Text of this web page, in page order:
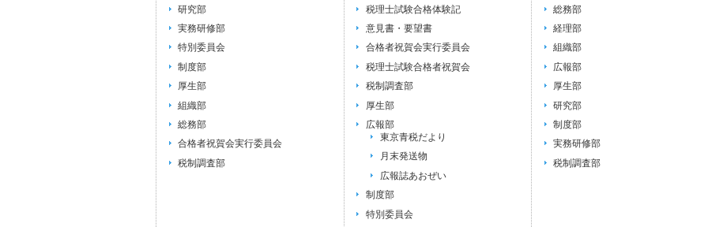
研究部
実務研修部
特別委員会
制度部
厚生部
組織部
総務部
合格者祝賀会実行委員会
税制調査部
税理士試験合格体験記
意見書・要望書
合格者祝賀会実行委員会
税理士試験合格者祝賀会
税制調査部
厚生部
広報部
東京青税だより
月末発送物
広報誌あおぜい
制度部
特別委員会
総務部
経理部
組織部
広報部
厚生部
研究部
制度部
実務研修部
税制調査部